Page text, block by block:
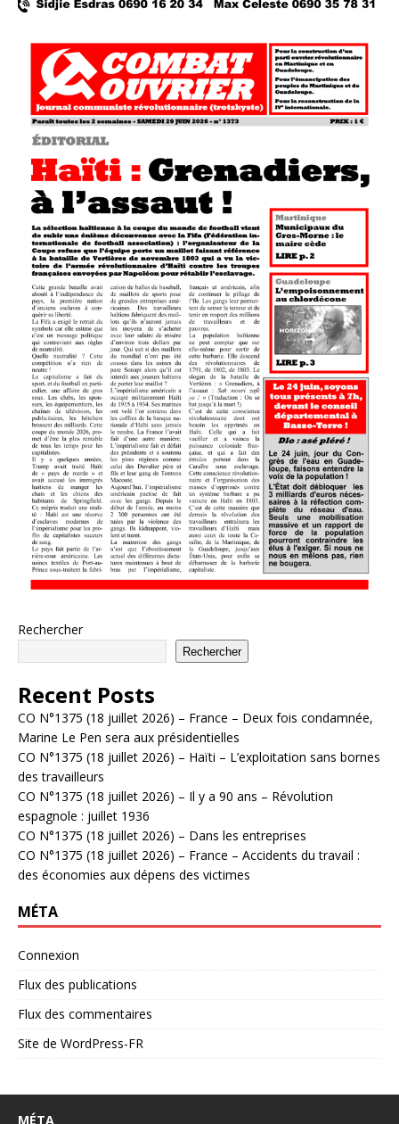
Rechercher
Rechercher
Recent Posts
CO N°1375 (18 juillet 2026) – France – Deux fois condamnée,
Marine Le Pen sera aux présidentielles
CO N°1375 (18 juillet 2026) – Haïti – L’exploitation sans bornes
des travailleurs
CO N°1375 (18 juillet 2026) – Il y a 90 ans – Révolution
espagnole : juillet 1936
CO N°1375 (18 juillet 2026) – Dans les entreprises
CO N°1375 (18 juillet 2026) – France – Accidents du travail :
des économies aux dépens des victimes
MÉTA
Connexion
Flux des publications
Flux des commentaires
Site de WordPress-FR
MÉTA